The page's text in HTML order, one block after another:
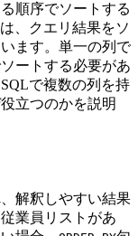
順序でソートする
、クエリ結果をソ
ます。単一の列で
ートする必要があ
で複数の列を持
立つのかを説明
解釈しやすい結果
業員リストがあ